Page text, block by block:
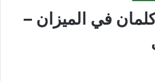
في الميزان –